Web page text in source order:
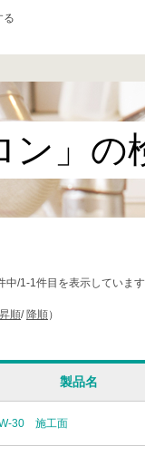
る
ン」の
中/1-1件目を表示しています
昇順/ 降順）
製品名
30 施工面